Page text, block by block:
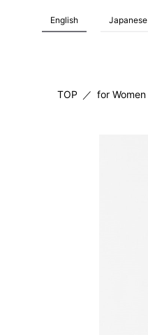
English Japanese
TOP ／ for Women